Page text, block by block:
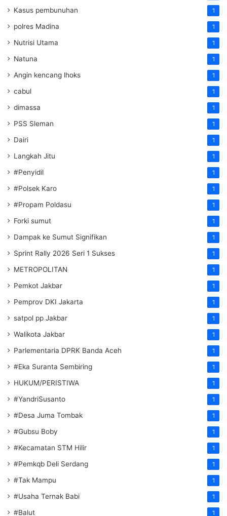
Kasus pembunuhan 1
polres Madina 1
Nutrisi Utama 1
Natuna 1
Angin kencang lhoks 1
cabul 1
dimassa 1
PSS Sleman 1
Dairi 1
Langkah Jitu 1
#Penyidil 1
#Polsek Karo 1
#Propam Poldasu 1
Forki sumut 1
Dampak ke Sumut Signifikan 1
Sprint Rally 2026 Seri 1 Sukses 1
METROPOLITAN 1
Pemkot Jakbar 1
Pemprov DKI Jakarta 1
satpol pp Jakbar 1
Walikota Jakbar 1
Parlementaria DPRK Banda Aceh 1
#Eka Suranta Sembiring 1
HUKUM/PERISTIWA 1
#YandriSusanto 1
#Desa Juma Tombak 1
#Gubsu Boby 1
#Kecamatan STM Hilir 1
#Pemkqb Deli Serdang 1
#Tak Mampu 1
#Usaha Ternak Babi 1
#Balut 1